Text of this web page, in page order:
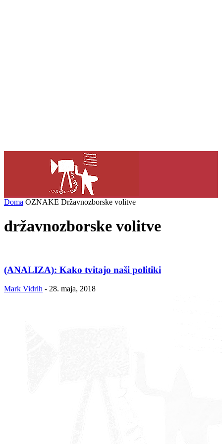
Doma OZNAKE Državnozborske volitve
državnozborske volitve
(ANALIZA): Kako tvitajo naši politiki
Mark Vidrih - 28. maja, 2018